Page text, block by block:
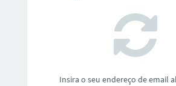
Insira o seu endereço de email